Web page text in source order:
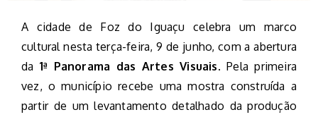
A cidade de Foz do Iguaçu celebra um marco
cultural nesta terça-feira, 9 de junho, com a abertura
da 1ª Panorama das Artes Visuais. Pela primeira
vez, o município recebe uma mostra construída a
partir de um levantamento detalhado da produção